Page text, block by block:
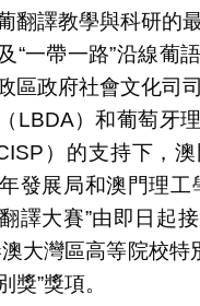
翻譯教學與科研的
“一帶一路”沿線葡
區政府社會文化司
LBDA）和葡萄牙
）的支持下，
發展局和澳門理工
譯大賽”由即日起
大灣區高等院校特
獎”獎項。